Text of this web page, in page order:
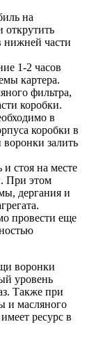
на
открутить
нижней части
1-2 часов
картера.
фильтра,
коробки.
в
коробки в
залить
и стоя на месте
При этом
дергания и
провести еще
воронки
уровень
Также при
и масляного
ресурс в